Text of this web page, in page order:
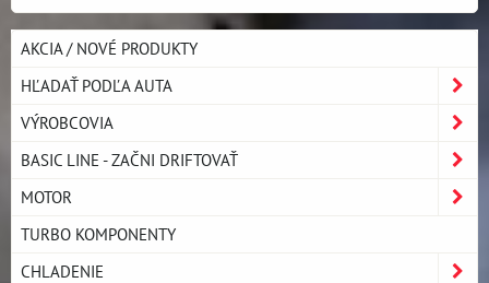
AKCIA / NOVÉ PRODUKTY
HĽADAŤ PODĽA AUTA
VÝROBCOVIA
BASIC LINE - ZAČNI DRIFTOVAŤ
MOTOR
TURBO KOMPONENTY
CHLADENIE